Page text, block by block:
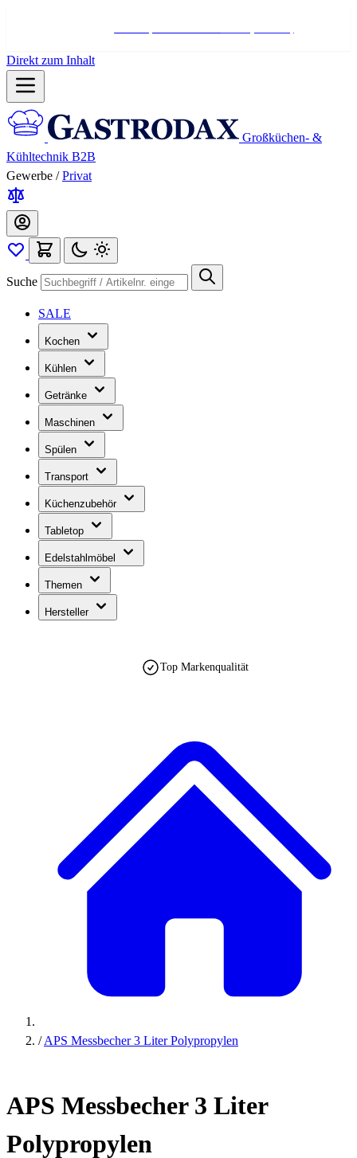
Direkt zum Inhalt
Großküchen- &
Kühltechnik B2B
Gewerbe / Privat
Suche
SALE
Kochen
Kühlen
Getränke
Maschinen
Spülen
Transport
Küchenzubehör
Tabletop
Edelstahlmöbel
Themen
Hersteller
Top Markenqualität
/ APS Messbecher 3 Liter Polypropylen
APS Messbecher 3 Liter
Polypropylen